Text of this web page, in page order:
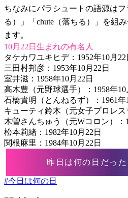
ちなみにパラシュートの語源はフ
る）」「chute（落ちる）」を組
ます。
10月22日生まれの有名人
タケカワユキヒデ：1952年10月22
三田村邦彦：1953年10月22日
室井滋：1958年10月22日
高木豊（元野球選手）：1958年10
石橋貴明（とんねるず）：1961年
キューティ鈴木（元女子プロレス
木曽さんちゅう（元Wコロン）：
松本莉緒：1982年10月22日
関根麻里：1984年10月22日
昨日は何の日だっ
#今日は何の日